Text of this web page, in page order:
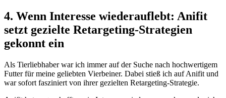
4. Wenn Interesse wiederauflebt: Anifit
setzt gezielte Retargeting-Strategien
gekonnt ein
Als ⁢Tierliebhaber war ich immer auf der Suche nach hochwertigem
Futter für meine geliebten Vierbeiner. Dabei stieß ich auf Anifit und
war sofort ​fasziniert von ihrer gezielten Retargeting-Strategie.